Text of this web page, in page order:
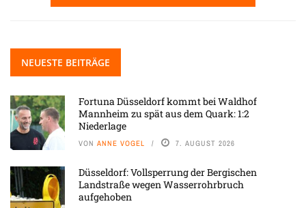
NEUESTE BEITRÄGE
Fortuna Düsseldorf kommt bei Waldhof
Mannheim zu spät aus dem Quark: 1:2
Niederlage
VON ANNE VOGEL 7. AUGUST 2026
Düsseldorf: Vollsperrung der Bergischen
Landstraße wegen Wasserrohrbruch
aufgehoben